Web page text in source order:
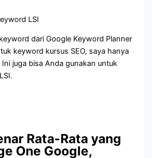
dari Google Keyword Planner
keyword kursus SEO, saya hanya
juga bisa Anda gunakan untuk
Rata-Rata yang
One Google,